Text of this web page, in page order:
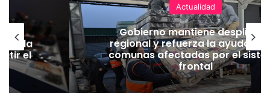
la
el
Actualidad
Gobierno mantiene
regional y refuerza la ayuda en
comunas afectadas por el
frontal